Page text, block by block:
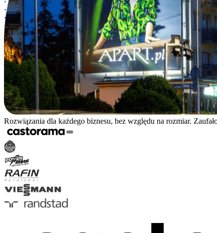
Rozwiązania dla każdego biznesu, bez względu na rozmiar.